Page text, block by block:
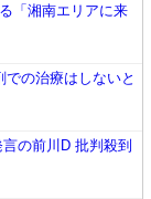
「湘南エリアに来
の治療はしないと
の前川D 批判殺到